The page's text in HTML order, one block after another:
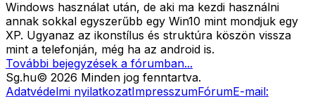
Windows használat után, de aki ma kezdi használni
annak sokkal egyszerűbb egy Win10 mint mondjuk egy
XP. Ugyanaz az ikonstílus és struktúra köszön vissza
mint a telefonján, még ha az android is.
További bejegyzések a fórumban...
Sg.hu© 2026 Minden jog fenntartva.
Adatvédelmi nyilatkozatImpresszumFórumE-mail: